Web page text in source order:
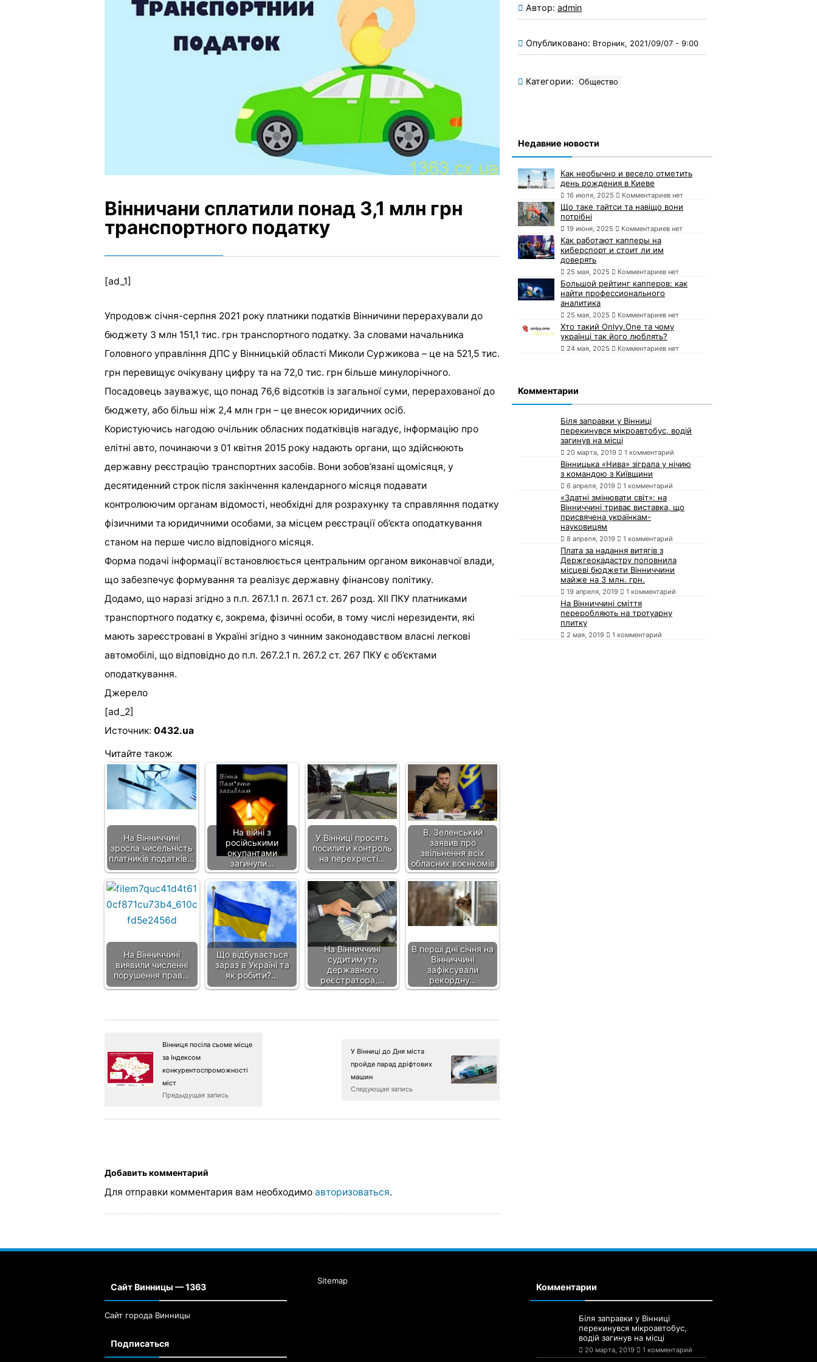
Вінничани сплатили понад 3,1 млн грн
транспортного податку
[ad_1]
Упродовж січня-серпня 2021 року платники податків Вінничини перерахували до
бюджету 3 млн 151,1 тис. грн транспортного податку. За словами начальника
Головного управління ДПС у Вінницькій області Миколи Суржикова – це на 521,5 тис.
грн перевищує очікувану цифру та на 72,0 тис. грн більше минулорічного.
Посадовець зауважує, що понад 76,6 відсотків із загальної суми, перерахованої до
бюджету, або більш ніж 2,4 млн грн – це внесок юридичних осіб.
Користуючись нагодою очільник обласних податківців нагадує, інформацію про
елітні авто, починаючи з 01 квітня 2015 року надають органи, що здійснюють
державну реєстрацію транспортних засобів. Вони зобов’язані щомісяця, у
десятиденний строк після закінчення календарного місяця подавати
контролюючим органам відомості, необхідні для розрахунку та справляння податку
фізичними та юридичними особами, за місцем реєстрації об’єкта оподаткування
станом на перше число відповідного місяця.
Форма подачі інформації встановлюється центральним органом виконавчої влади,
що забезпечує формування та реалізує державну фінансову політику.
Додамо, що наразі згідно з п.п. 267.1.1 п. 267.1 ст. 267 розд. ХІІ ПКУ платниками
транспортного податку є, зокрема, фізичні особи, в тому числі нерезиденти, які
мають зареєстровані в Україні згідно з чинним законодавством власні легкові
автомобілі, що відповідно до п.п. 267.2.1 п. 267.2 ст. 267 ПКУ є об’єктами
оподаткування.
Джерело
[ad_2]
Источник: 0432.ua
Читайте також
На Вінниччині
зросла чисельність
платників податків…
На війні з
російськими
окупантами
загинули…
У Вінниці просять
посилити контроль
на перехресті…
В. Зеленський
заявив про
звільнення всіх
обласних воєнкомів
На Вінниччині
виявили численні
порушення прав…
Що відбувається
зараз в Україні та
як робити?…
На Вінниччині
судитимуть
державного
реєстратора,…
В перші дні січня на
Вінниччині
зафіксували
рекордну…
Вінниця посіла сьоме місце
за Індексом
конкурентоспроможності
міст
Предыдущая запись
У Вінниці до Дня міста
пройде парад дріфтових
машин
Следующая запись
Добавить комментарий
Для отправки комментария вам необходимо авторизоваться.
Автор: admin
Опубликовано: Вторник, 2021/09/07 - 9:00
Категории: Общество
Недавние новости
Как необычно и весело отметить
день рождения в Киеве
16 июля, 2025 Комментариев нет
Що таке тайтси та навіщо вони
потрібні
19 июня, 2025 Комментариев нет
Как работают капперы на
киберспорт и стоит ли им
доверять
25 мая, 2025 Комментариев нет
Большой рейтинг капперов: как
найти профессионального
аналитика
25 мая, 2025 Комментариев нет
Хто такий Onlyy.One та чому
українці так його люблять?
24 мая, 2025 Комментариев нет
Комментарии
Біля заправки у Вінниці
перекинувся мікроавтобус, водій
загинув на місці
20 марта, 2019 1 комментарий
Вінницька «Нива» зіграла у нічию
з командою з Київщини
6 апреля, 2019 1 комментарий
«Здатні змінювати світ»: на
Вінниччині триває виставка, що
присвячена українкам-
науковицям
8 апреля, 2019 1 комментарий
Плата за надання витягів з
Держгеокадастру поповнила
місцеві бюджети Вінниччини
майже на 3 млн. грн.
19 апреля, 2019 1 комментарий
На Вінниччині сміття
переробляють на тротуарну
плитку
2 мая, 2019 1 комментарий
Сайт Винницы — 1363
Сайт города Винницы
Подписаться
Sitemap
Комментарии
Біля заправки у Вінниці
перекинувся мікроавтобус,
водій загинув на місці
20 марта, 2019 1 комментарий